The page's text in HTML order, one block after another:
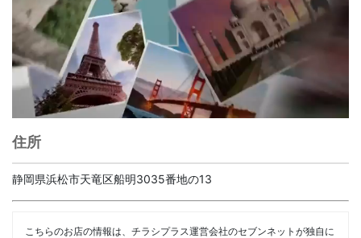
住所
静岡県浜松市天竜区船明3035番地の13
こちらのお店の情報は、チラシプラス運営会社のセブンネットが独自に